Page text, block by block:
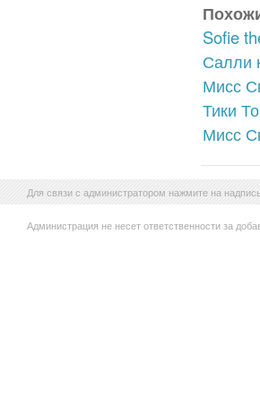
Sofie
Салли
Мисс
Тики
Мисс
Для связи с администратором нажмите на
Администрация не несет ответственности за